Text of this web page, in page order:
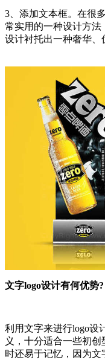
3、添加文本框。在很
常实用的一种设计方
设计衬托出一种奢华、
文字logo设计有何优势?
利用文字来进行logo设
义，十分适合一些初
时还易于记忆，因为